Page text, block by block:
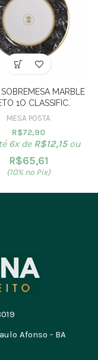
SOBREMESA MARBLE
1O CLASSIFIC.
MESA POSTA
R$72,90
6x de R$12,15ou
R$65,61
(10% no Pix)
Afonso - BA